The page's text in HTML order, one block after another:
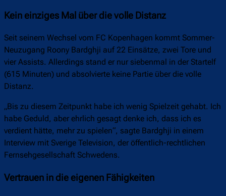
Kein einziges Mal über die volle Distanz
Seit seinem Wechsel vom FC Kopenhagen kommt Sommer-
Neuzugang Roony Bardghji auf 22 Einsätze, zwei Tore und
vier Assists. Allerdings stand er nur siebenmal in der Startelf
(615 Minuten) und absolvierte keine Partie über die volle
Distanz.
„Bis zu diesem Zeitpunkt habe ich wenig Spielzeit gehabt. Ich
habe Geduld, aber ehrlich gesagt denke ich, dass ich es
verdient hätte, mehr zu spielen“, sagte Bardghji in einem
Interview mit Sverige Television, der öffentlich-rechtlichen
Fernsehgesellschaft Schwedens.
Vertrauen in die eigenen Fähigkeiten